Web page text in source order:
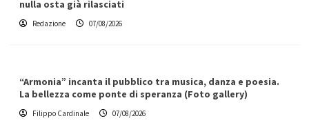
nulla osta già rilasciati
Redazione 07/08/2026
“Armonia” incanta il pubblico tra musica, danza e poesia.
La bellezza come ponte di speranza (Foto gallery)
Filippo Cardinale 07/08/2026